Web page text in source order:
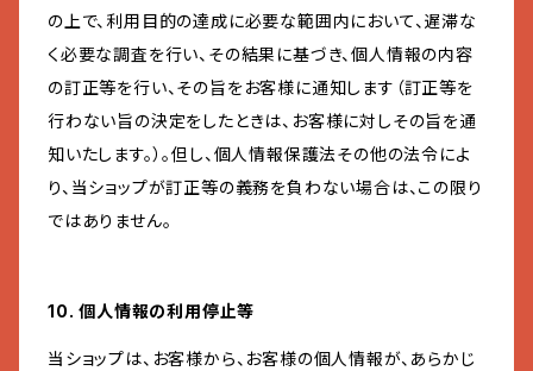
の上で、利用目的の達成に必要な範囲内において、遅滞な
く必要な調査を行い、その結果に基づき、個人情報の内容
の訂正等を行い、その旨をお客様に通知します（訂正等を
行わない旨の決定をしたときは、お客様に対しその旨を通
知いたします。）。但し、個人情報保護法その他の法令によ
り、当ショップが訂正等の義務を負わない場合は、この限り
ではありません。
10. 個人情報の利用停止等
当ショップは、お客様から、お客様の個人情報が、あらかじ